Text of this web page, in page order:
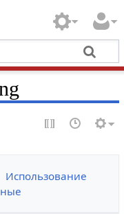
Использование